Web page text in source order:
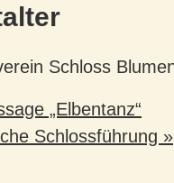
Schloss
„Elbentanz“
Schlossführung »